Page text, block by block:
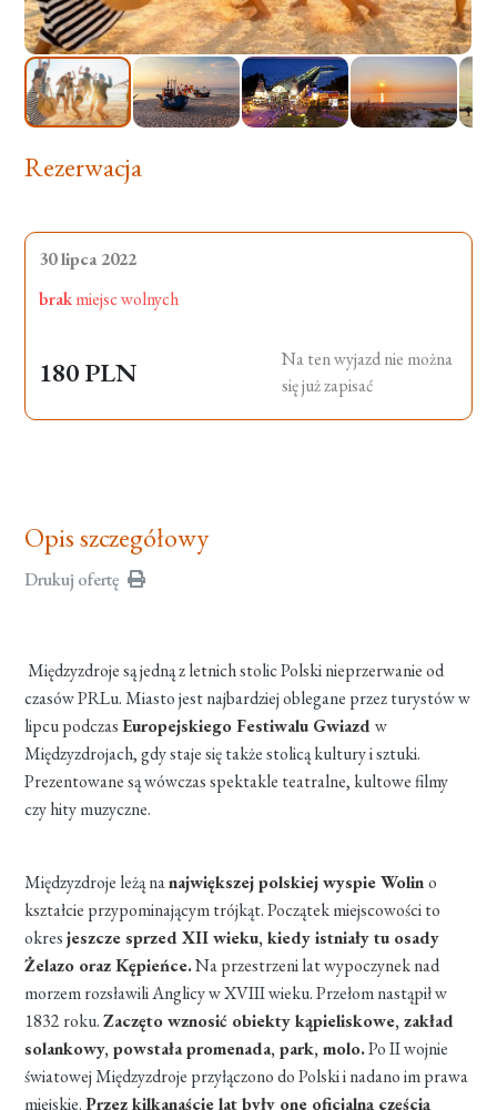
Rezerwacja
30 lipca 2022
brakmiejsc wolnych
180 PLN
Na ten wyjazd nie można
się już zapisać
Opis szczegółowy
Drukuj ofertę
Międzyzdroje są jedną z letnich stolic Polski nieprzerwanie od
czasów PRLu. Miasto jest najbardziej oblegane przez turystów w
lipcu podczasEuropejskiego Festiwalu Gwiazdw
Międzyzdrojach, gdy staje się także stolicą kultury i sztuki.
Prezentowane są wówczas spektakle teatralne, kultowe filmy
czy hity muzyczne.
Międzyzdroje leżą nanajwiększej polskiej wyspie Wolino
kształcie przypominającym trójkąt. Początek miejscowości to
okresjeszcze sprzed XII wieku, kiedy istniały tu osady
Żelazo oraz Kępieńce.Na przestrzeni lat wypoczynek nad
morzem rozsławili Anglicy w XVIII wieku. Przełom nastąpił w
1832 roku.Zaczęto wznosić obiekty kąpieliskowe, zakład
solankowy, powstała promenada, park, molo.Po II wojnie
światowej Międzyzdroje przyłączono do Polski i nadano im prawa
miejskie.Przez kilkanaście lat były one oficjalną częścią